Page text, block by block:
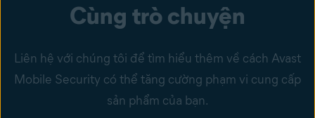
Cùng trò chuyện
Liên hệ với chúng tôi để tìm hiểu thêm về cách Avast
Mobile Security có thể tăng cường phạm vi cung cấp
sản phẩm của bạn.